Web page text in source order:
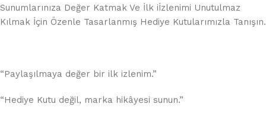
Sunumlarınıza Değer Katmak Ve İlk iİzlenimi Unutulmaz
Kılmak İçin Özenle Tasarlanmış Hediye Kutularımızla Tanışın.
“Paylaşılmaya değer bir ilk izlenim.”
“Hediye Kutu değil, marka hikâyesi sunun.”